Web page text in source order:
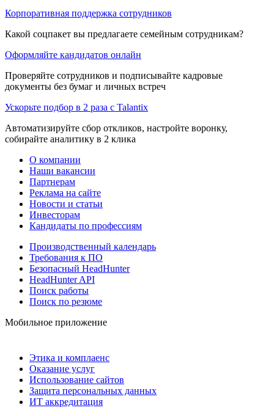
Корпоративная поддержка сотрудников
Какой соцпакет вы предлагаете семейным сотрудникам?
Оформляйте кандидатов онлайн
Проверяйте сотрудников и подписывайте кадровые
документы без бумаг и личных встреч
Ускорьте подбор в 2 раза с Talantix
Автоматизируйте сбор откликов, настройте воронку,
собирайте аналитику в 2 клика
О компании
Наши вакансии
Партнерам
Реклама на сайте
Новости и статьи
Инвесторам
Кандидаты по профессиям
Производственный календарь
Требования к ПО
Безопасный HeadHunter
HeadHunter API
Поиск работы
Поиск по резюме
Мобильное приложение
Этика и комплаенс
Оказание услуг
Использование сайтов
Защита персональных данных
ИТ аккредитация